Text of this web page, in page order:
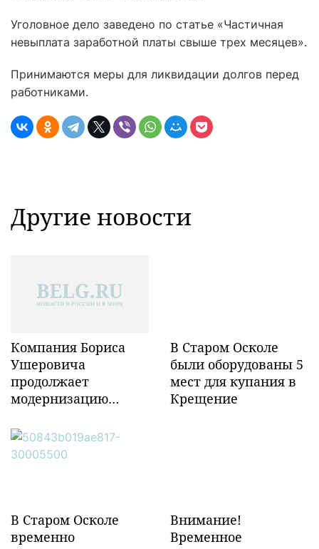
Уголовное дело заведено по статье «Частичная
невыплата заработной платы свыше трех месяцев».
Принимаются меры для ликвидации долгов перед
работниками.
Другие новости
Компания Бориса
Ушеровича
продолжает
модернизацию
инфраструктуры в
Забайкалье
В Старом Осколе
были оборудованы 5
мест для купания в
Крещение
В Старом Осколе
временно
Внимание!
Временное